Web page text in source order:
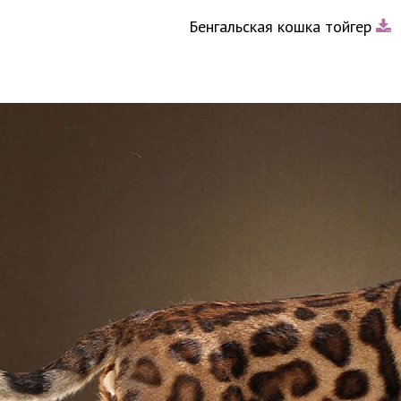
Бенгальская кошка тойгер